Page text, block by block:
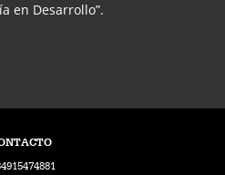
en Desarrollo”.